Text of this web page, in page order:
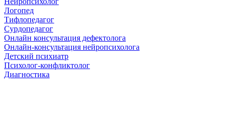
Логопед
Тифлопедагог
Сурдопедагог
Онлайн консультация дефектолога
Онлайн-консультация нейропсихолога
Детский психиатр
Психолог-конфликтолог
Диагностика